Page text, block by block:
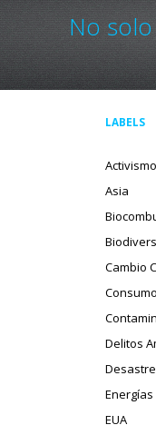
No
LABELS
Asia
Cambio
Delitos
EUA